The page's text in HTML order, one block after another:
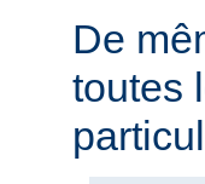
De
toutes